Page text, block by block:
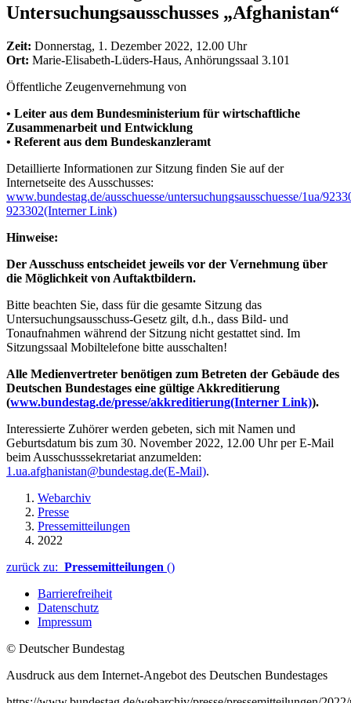
Untersuchungsausschusses „Afghanistan“
Zeit: Donnerstag, 1. Dezember 2022, 12.00 Uhr
Ort: Marie-Elisabeth-Lüders-Haus, Anhörungssaal 3.101
Öffentliche Zeugenvernehmung von
• Leiter aus dem Bundesministerium für wirtschaftliche
Zusammenarbeit und Entwicklung
• Referent aus dem Bundeskanzleramt
Detaillierte Informationen zur Sitzung finden Sie auf der
Internetseite des Ausschusses:
www.bundestag.de/ausschuesse/untersuchungsausschuesse/1ua/
923302(Interner Link)
Hinweise:
Der Ausschuss entscheidet jeweils vor der Vernehmung über
die Möglichkeit von Auftaktbildern.
Bitte beachten Sie, dass für die gesamte Sitzung das
Untersuchungsausschuss-Gesetz gilt, d.h., dass Bild- und
Tonaufnahmen während der Sitzung nicht gestattet sind. Im
Sitzungssaal Mobiltelefone bitte ausschalten!
Alle Medienvertreter benötigen zum Betreten der Gebäude des
Deutschen Bundestages eine gültige Akkreditierung
(www.bundestag.de/presse/akkreditierung(Interner Link)).
Interessierte Zuhörer werden gebeten, sich mit Namen und
Geburtsdatum bis zum 30. November 2022, 12.00 Uhr per E-Mail
beim Ausschusssekretariat anzumelden:
1.ua.afghanistan@bundestag.de(E-Mail).
Webarchiv
Presse
Pressemitteilungen
2022
zurück zu: Pressemitteilungen ()
Barrierefreiheit
Datenschutz
Impressum
© Deutscher Bundestag
Ausdruck aus dem Internet-Angebot des Deutschen Bundestages